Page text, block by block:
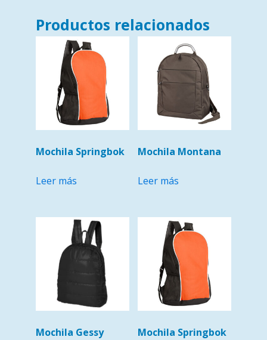
Productos relacionados
Mochila Springbok
Leer más
Mochila Montana
Leer más
Mochila Gessy Mochila Springbok